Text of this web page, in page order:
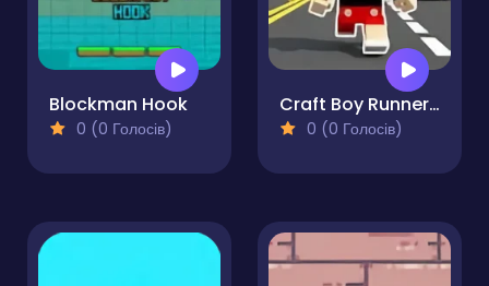
Blockman Hook
0 (0 Голосів)
Craft Boy Runner Game
0 (0 Голосів)